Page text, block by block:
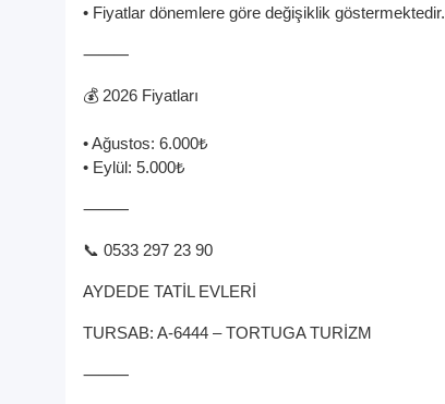
• Fiyatlar dönemlere göre değişiklik göstermektedir.
⸻
💰 2026 Fiyatları
• Ağustos: 6.000₺
• Eylül: 5.000₺
⸻
📞 0533 297 23 90
AYDEDE TATİL EVLERİ
TURSAB: A-6444 – TORTUGA TURİZM
⸻